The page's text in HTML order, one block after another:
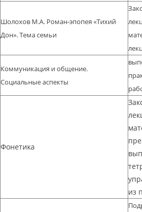
Шолохов М.А. Роман-эпопея «Тихий
Дон». Тема семьи
Коммуникация и общение.
Социальные аспекты
Фонетика
из